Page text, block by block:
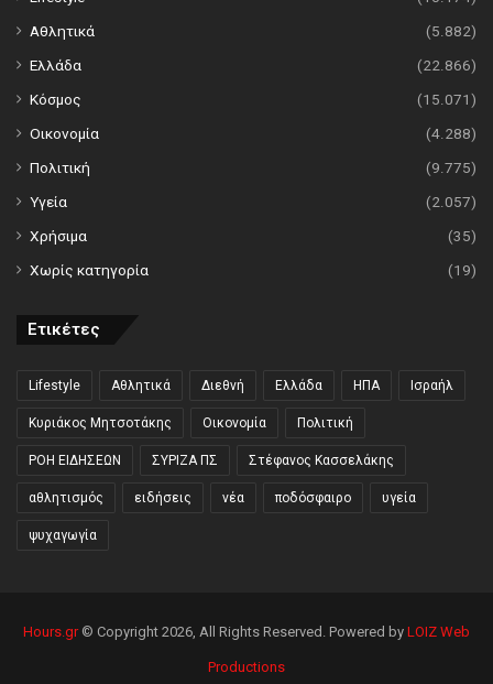
Αθλητικά
(5.882)
Ελλάδα
(22.866)
Κόσμος
(15.071)
Οικονομία
(4.288)
Πολιτική
(9.775)
Υγεία
(2.057)
Χρήσιμα
(35)
Χωρίς κατηγορία
(19)
Ετικέτες
Lifestyle Αθλητικά Διεθνή Ελλάδα ΗΠΑ Ισραήλ
Κυριάκος Μητσοτάκης Οικονομία Πολιτική
ΡΟΗ ΕΙΔΗΣΕΩΝ ΣΥΡΙΖΑ ΠΣ Στέφανος Κασσελάκης
αθλητισμός ειδήσεις νέα ποδόσφαιρο υγεία
ψυχαγωγία
Hours.gr© Copyright 2026, All Rights Reserved. Powered by LOIZ Web
Productions